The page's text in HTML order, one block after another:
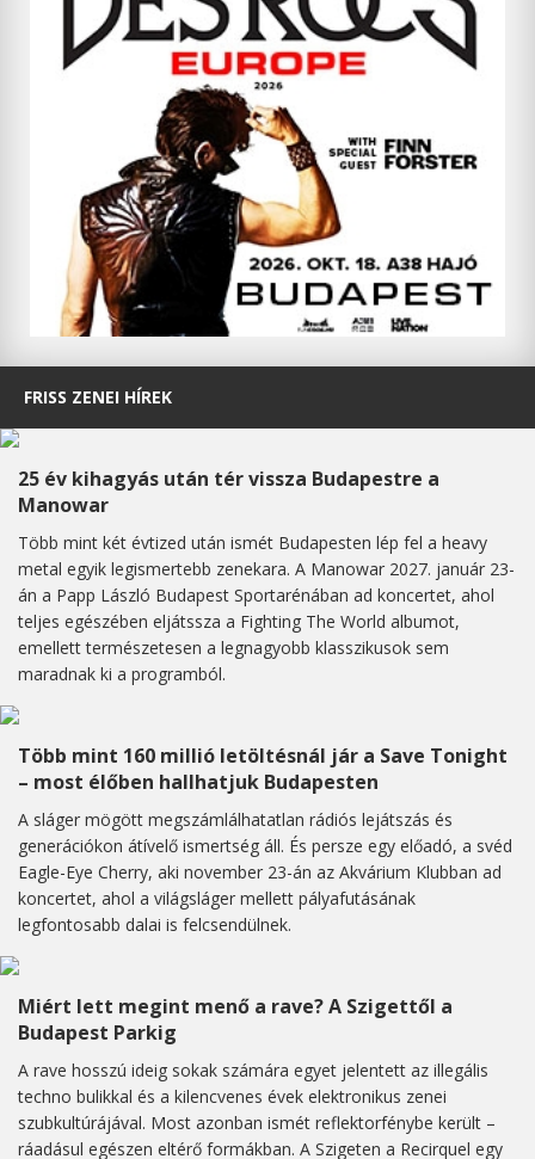
FRISS ZENEI HÍREK
25 év kihagyás után tér vissza Budapestre a
Manowar
Több mint két évtized után ismét Budapesten lép fel a heavy
metal egyik legismertebb zenekara. A Manowar 2027. január 23-
án a Papp László Budapest Sportarénában ad koncertet, ahol
teljes egészében eljátssza a Fighting The World albumot,
emellett természetesen a legnagyobb klasszikusok sem
maradnak ki a programból.
Több mint 160 millió letöltésnál jár a Save Tonight
– most élőben hallhatjuk Budapesten
A sláger mögött megszámlálhatatlan rádiós lejátszás és
generációkon átívelő ismertség áll. És persze egy előadó, a svéd
Eagle-Eye Cherry, aki november 23-án az Akvárium Klubban ad
koncertet, ahol a világsláger mellett pályafutásának
legfontosabb dalai is felcsendülnek.
Miért lett megint menő a rave? A Szigettől a
Budapest Parkig
A rave hosszú ideig sokak számára egyet jelentett az illegális
techno bulikkal és a kilencvenes évek elektronikus zenei
szubkultúrájával. Most azonban ismét reflektorfénybe került –
ráadásul egészen eltérő formákban. A Szigeten a Recirquel egy